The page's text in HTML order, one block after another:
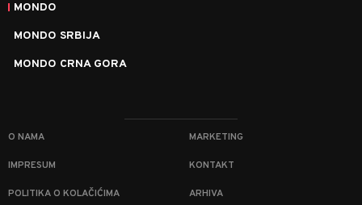
MONDO
MONDO SRBIJA
MONDO CRNA GORA
O NAMA MARKETING
IMPRESUM KONTAKT
POLITIKA O KOLAČIĆIMA ARHIVA